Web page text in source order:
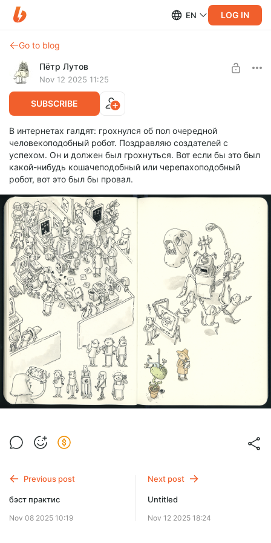
EN LOG IN
Go to blog
Пётр Лутов
Nov 12 2025 11:25
SUBSCRIBE
В интернетах галдят: грохнулся об пол очередной
человекоподобный робот. Поздравляю создателей с
успехом. Он и должен был грохнуться. Вот если бы это был
какой-нибудь кошачеподобный или черепахоподобный
робот, вот это был бы провал.
Previous post
бэст практис
Nov 08 2025 10:19
Next post
Untitled
Nov 12 2025 18:24